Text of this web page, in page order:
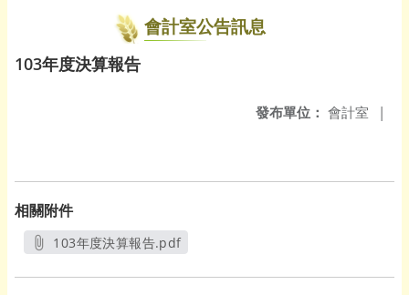
會計室公告訊息
103年度決算報告
發布單位： 會計室 |
相關附件
103年度決算報告.pdf